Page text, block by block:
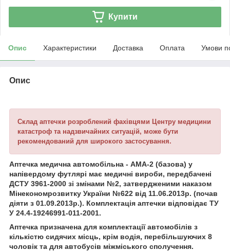
Купити
Опис Характеристики Доставка Оплата Умови
Опис
Склад аптечки розроблений фахівцями Центру медицини
катастроф та надзвичайних ситуацій, може бути
рекомендований для широкого застосування.
Аптечка медична автомобільна - АМА-2 (базова) у
напівердому футлярі має медичні вироби, передбачені
ДСТУ 3961-2000 зі змінами №2, затвердженими наказом
Мінекономрозвитку України №622 від 11.06.2013р. (почав
діяти з 01.09.2013р.). Комплектація аптечки відповідає ТУ
У 24.4-19246991-011-2001.
Аптечка призначена для комплектації автомобілів з
кількістю сидячих місць, крім водія, перебільшуючих 8
чоловік та для автобусів міжміського сполучення.